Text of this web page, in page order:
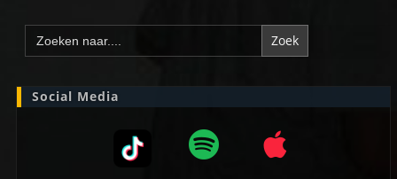
Zoek
naar:
Social Media